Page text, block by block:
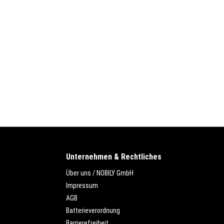
Unternehmen & Rechtliches
Über uns / NOBILY GmbH
Impressum
AGB
Batterieverordnung